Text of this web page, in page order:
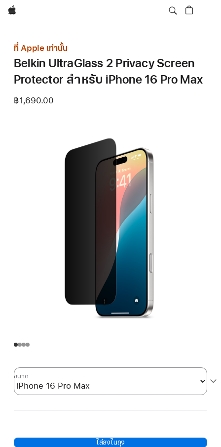
Apple
ที่ Apple เท่านั้น
Belkin UltraGlass 2 Privacy Screen
Protector สำหรับ iPhone 16 Pro Max
฿1,690.00
ขนาด
ใส่ลงในถุง